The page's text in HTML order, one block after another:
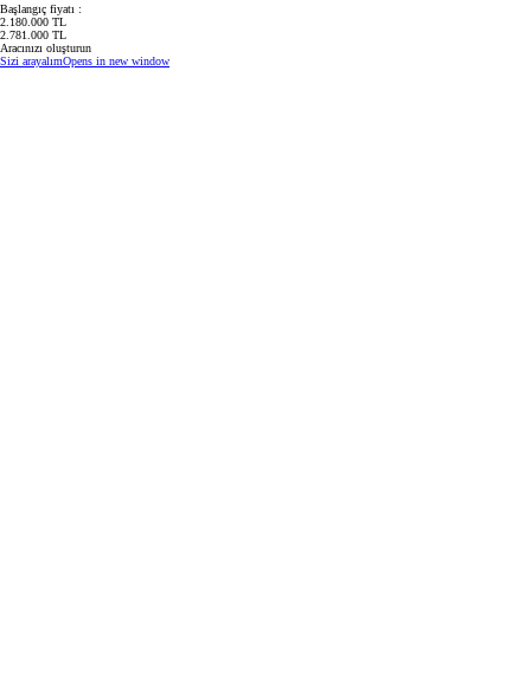
Başlangıç fiyatı :
2.180.000 TL
2.781.000 TL
Aracınızı oluşturun
Sizi arayalımOpens in new window